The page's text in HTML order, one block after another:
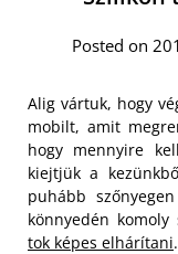
Posted on
Alig vártuk, hogy
mobilt, amit
hogy mennyire
kiejtjük a
puhább
könnyedén
tok képes elhárítani.